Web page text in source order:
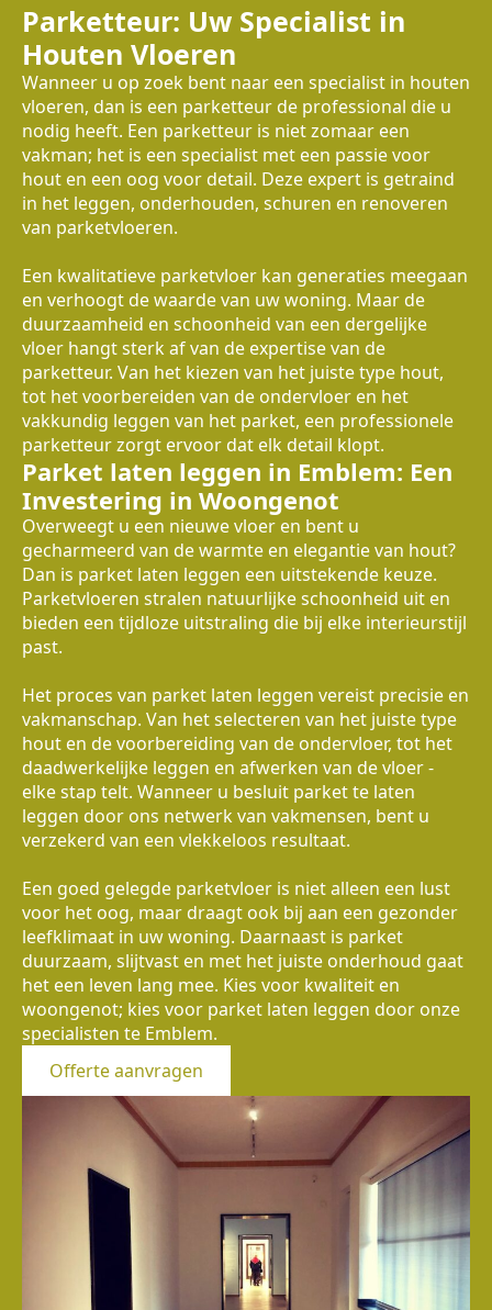
Parketteur: Uw Specialist in
Houten Vloeren
Wanneer u op zoek bent naar een specialist in houten
vloeren, dan is een parketteur de professional die u
nodig heeft. Een parketteur is niet zomaar een
vakman; het is een specialist met een passie voor
hout en een oog voor detail. Deze expert is getraind
in het leggen, onderhouden, schuren en renoveren
van parketvloeren.
Een kwalitatieve parketvloer kan generaties meegaan
en verhoogt de waarde van uw woning. Maar de
duurzaamheid en schoonheid van een dergelijke
vloer hangt sterk af van de expertise van de
parketteur. Van het kiezen van het juiste type hout,
tot het voorbereiden van de ondervloer en het
vakkundig leggen van het parket, een professionele
parketteur zorgt ervoor dat elk detail klopt.
Parket laten leggen in Emblem: Een
Investering in Woongenot
Overweegt u een nieuwe vloer en bent u
gecharmeerd van de warmte en elegantie van hout?
Dan is parket laten leggen een uitstekende keuze.
Parketvloeren stralen natuurlijke schoonheid uit en
bieden een tijdloze uitstraling die bij elke interieurstijl
past.
Het proces van parket laten leggen vereist precisie en
vakmanschap. Van het selecteren van het juiste type
hout en de voorbereiding van de ondervloer, tot het
daadwerkelijke leggen en afwerken van de vloer -
elke stap telt. Wanneer u besluit parket te laten
leggen door ons netwerk van vakmensen, bent u
verzekerd van een vlekkeloos resultaat.
Een goed gelegde parketvloer is niet alleen een lust
voor het oog, maar draagt ook bij aan een gezonder
leefklimaat in uw woning. Daarnaast is parket
duurzaam, slijtvast en met het juiste onderhoud gaat
het een leven lang mee. Kies voor kwaliteit en
woongenot; kies voor parket laten leggen door onze
specialisten te Emblem.
Offerte aanvragen